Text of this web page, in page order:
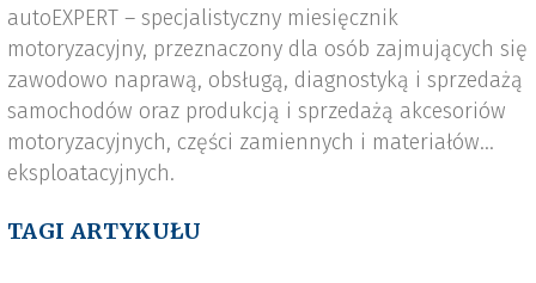
autoEXPERT – specjalistyczny miesięcznik
motoryzacyjny, przeznaczony dla osób zajmujących się
zawodowo naprawą, obsługą, diagnostyką i sprzedażą
samochodów oraz produkcją i sprzedażą akcesoriów
motoryzacyjnych, części zamiennych i materiałów
eksploatacyjnych.
TAGI ARTYKUŁU